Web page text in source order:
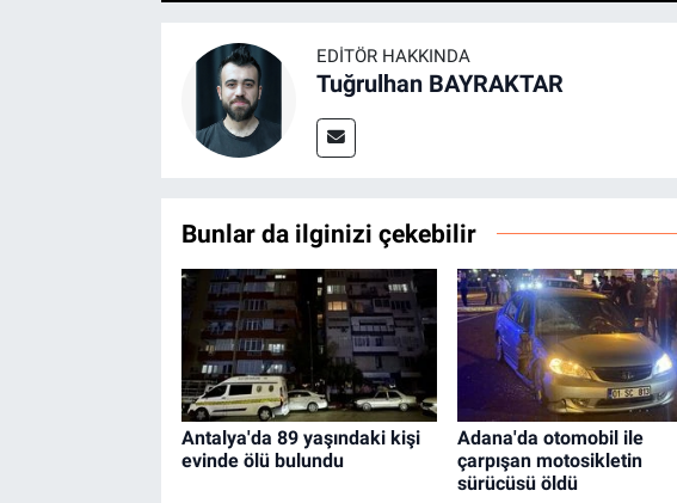
EDITÖR HAKKINDA
Tuğrulhan BAYRAKTAR
Bunlar da ilginizi çekebilir
Antalya'da 89 yaşındaki kişi
evinde ölü bulundu
Adana'da otomobil ile
çarpışan motosikletin
sürücüsü öldü